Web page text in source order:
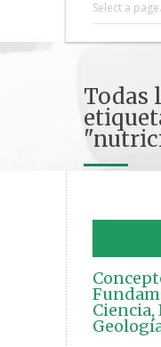
Select a
Todas